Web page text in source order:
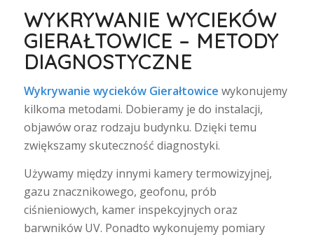
WYKRYWANIE WYCIEKÓW
GIERAŁTOWICE – METODY
DIAGNOSTYCZNE
Wykrywanie wycieków Gierałtowice wykonujemy
kilkoma metodami. Dobieramy je do instalacji,
objawów oraz rodzaju budynku. Dzięki temu
zwiększamy skuteczność diagnostyki.
Używamy między innymi kamery termowizyjnej,
gazu znacznikowego, geofonu, prób
ciśnieniowych, kamer inspekcyjnych oraz
barwników UV. Ponadto wykonujemy pomiary